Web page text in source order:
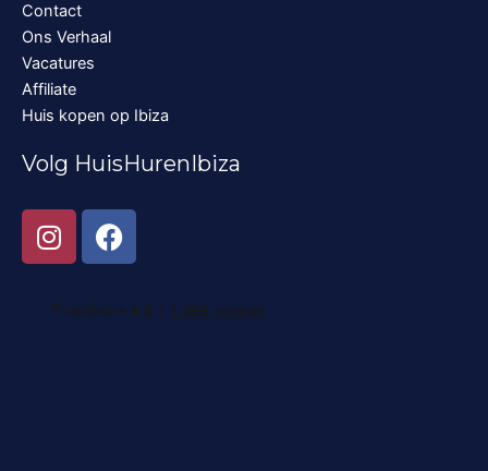
Contact
Ons Verhaal
Vacatures
Affiliate
Huis kopen op Ibiza
Volg HuisHurenIbiza
I
n
t
F
a
e